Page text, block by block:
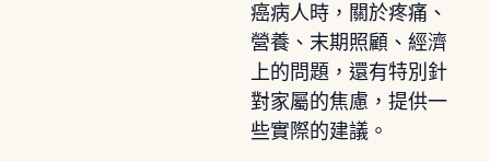
癌病人時，關於疼痛、
營養、末期照顧、經濟
上的問題，還有特別針
對家屬的焦慮，提供一
些實際的建議。